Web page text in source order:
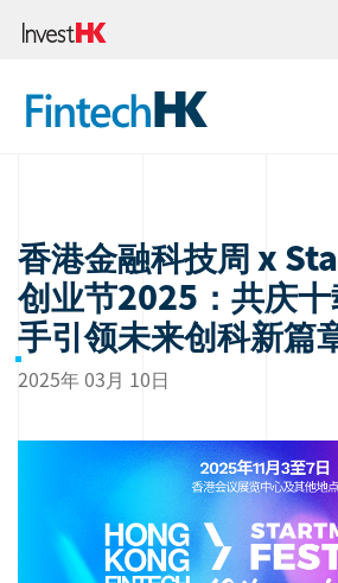
香港金融科技周 x
创业节2025：共庆
手引领未来创科新篇
2025年 03月 10日